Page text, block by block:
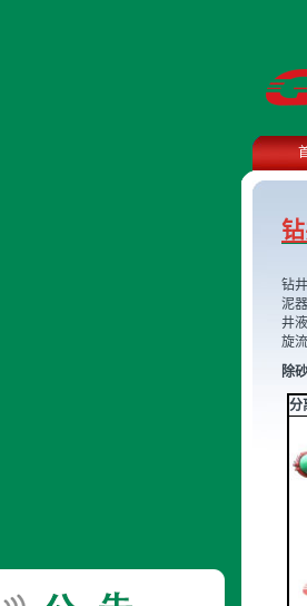
钻
泥
井
旋
除
分